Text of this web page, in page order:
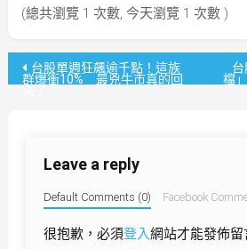
(總共瀏覽 1 次數, 今天瀏覽 1 次數 )
文台股單週狂飆逾千點！這族
群爆衝10% 最兇牛市真的回
檔
Leave a reply
Default Comments (0) Facebook
很抱歉，必須登入網站才能發佈留